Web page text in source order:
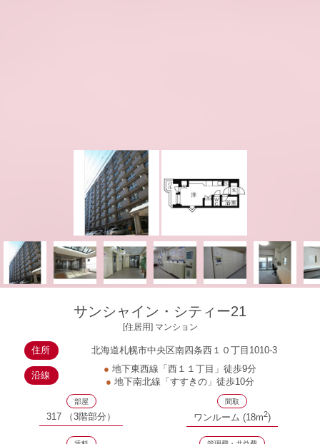
サンシャイン・シティー21
[住居用] マンション
住所 北海道札幌市中央区南四条西１０丁目1010-3
沿線
● 地下東西線「西１１丁目」徒歩9分
● 地下南北線「すすきの」徒歩10分
部屋 間取
317 （3階部分） ワンルーム (18m2)